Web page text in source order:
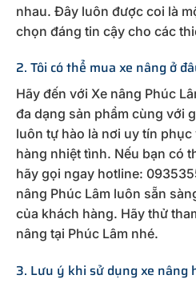
nhau. Đây luôn được coi là
chọn đáng tin cậy cho các
2. Tôi có thể mua xe nâng ở
Hãy đến với Xe nâng Phúc
đa dạng sản phẩm cùng với
luôn tự hào là nơi uy tín
hàng nhiệt tình. Nếu bạn có
hãy gọi ngay hotline:
nâng Phúc Lâm luôn sẵn
của khách hàng. Hãy thử
nâng tại Phúc Lâm nhé.
3. Lưu ý khi sử dụng xe nâng